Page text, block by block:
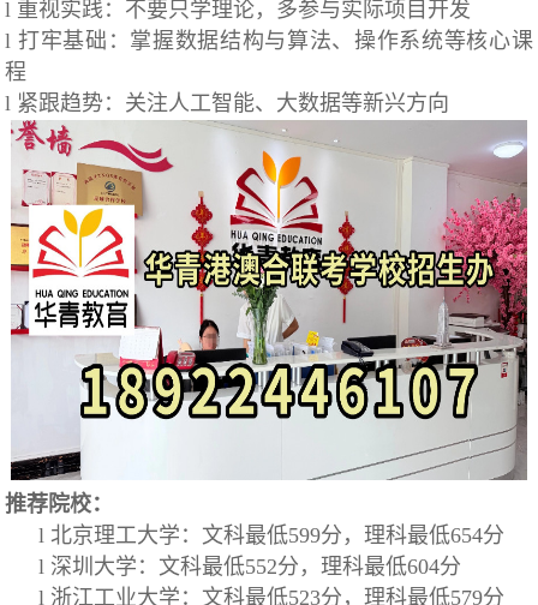
l 重视实践：不要只学理论，多参与实际项目开发
l 打牢基础：掌握数据结构与算法、操作系统等核心课
程
l 紧跟趋势：关注人工智能、大数据等新兴方向
推荐院校：
l 北京理工大学：文科最低599分，理科最低654分
l 深圳大学：文科最低552分，理科最低604分
l 浙江工业大学：文科最低523分，理科最低579分